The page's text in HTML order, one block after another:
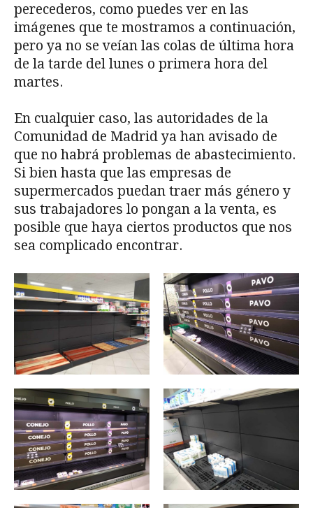
perecederos, como puedes ver en las
imágenes que te mostramos a continuación,
pero ya no se veían las colas de última hora
de la tarde del lunes o primera hora del
martes.
En cualquier caso, las autoridades de la
Comunidad de Madrid ya han avisado de
que no habrá problemas de abastecimiento.
Si bien hasta que las empresas de
supermercados puedan traer más género y
sus trabajadores lo pongan a la venta, es
posible que haya ciertos productos que nos
sea complicado encontrar.